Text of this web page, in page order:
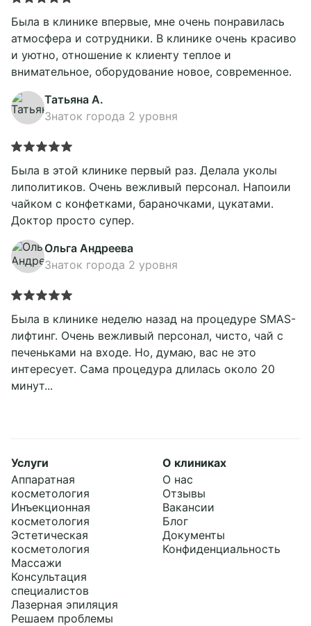
Была в клинике впервые, мне очень понравилась
атмосфера и сотрудники. В клинике очень красиво
и уютно, отношение к клиенту теплое и
внимательное, оборудование новое, современное.
Татьяна А.
Знаток города 2 уровня
Была в этой клинике первый раз. Делала уколы
липолитиков. Очень вежливый персонал. Напоили
чайком с конфетками, бараночками, цукатами.
Доктор просто супер.
Ольга Андреева
Знаток города 2 уровня
Была в клинике неделю назад на процедуре SMAS-
лифтинг. Очень вежливый персонал, чисто, чай с
печеньками на входе. Но, думаю, вас не это
интересует. Сама процедура длилась около 20
минут...
Услуги
Аппаратная
косметология
Инъекционная
косметология
Эстетическая
косметология
Массажи
Консультация
специалистов
Лазерная эпиляция
Решаем проблемы
О клиниках
О нас
Отзывы
Вакансии
Блог
Документы
Конфиденциальность